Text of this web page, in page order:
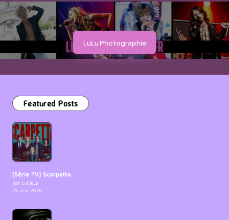
LuLu Photographie
Featured Posts
[Série TV] Scarpetta
par LuCioLe
29 mai 2026